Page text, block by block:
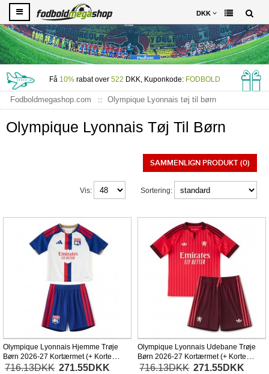
DKK
Få 10%rabat over 522 DKK, Kuponkode: FODBOLD
Fodboldmegashop.com Olympique Lyonnais tøj til børn
Olympique Lyonnais Tøj Til Børn
SAMMENLIGN PRODUKT (0)
Sortering:
Vis:
Olympique Lyonnais Hjemme Trøje
Børn 2026-27 Kortærmet (+ Korte
bukser)
716.13DKK 271.55DKK
Olympique Lyonnais Udebane Trøje
Børn 2026-27 Kortærmet (+ Korte
bukser)
716.13DKK 271.55DKK